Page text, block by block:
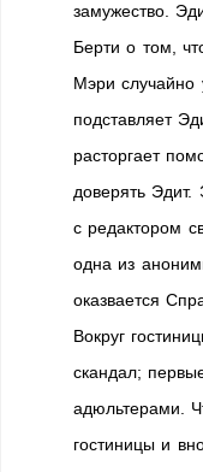
замужество.
Берти о том,
Мэри случайно
подставляет
расторгает
доверять
с редактором
одна из
оказвается
Вокруг
скандал;
адюльтерами.
гостиницы и